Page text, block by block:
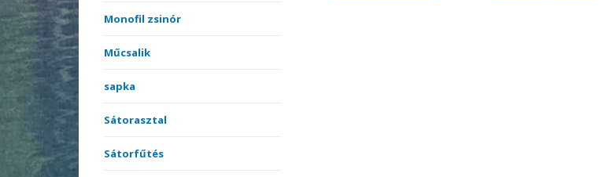
Monofil zsinór
Műcsalik
sapka
Sátorasztal
Sátorfűtés